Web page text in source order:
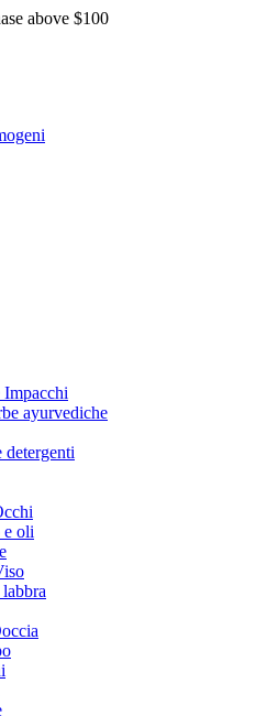
above $100
Impacchi
ayurvediche
detergenti
e oli